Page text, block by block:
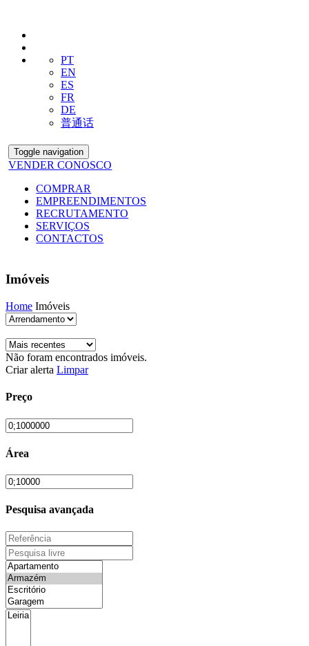
PT
EN
ES
FR
DE
普通话
Toggle navigation
VENDER CONOSCO
COMPRAR
EMPREENDIMENTOS
RECRUTAMENTO
SERVIÇOS
CONTACTOS
Imóveis
Home Imóveis
Não foram encontrados imóveis.
Criar alerta Limpar
Preço
Área
Pesquisa avançada